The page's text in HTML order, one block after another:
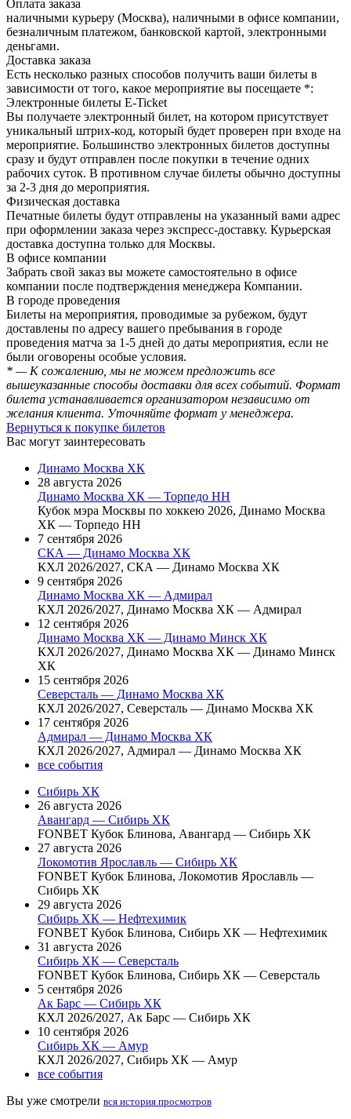
Оплата заказа
наличными курьеру (Москва), наличными в офисе компании,
безналичным платежом, банковской картой, электронными
деньгами.
Доставка заказа
Есть несколько разных способов получить ваши билеты в
зависимости от того, какое мероприятие вы посещаете *:
Электронные билеты E-Ticket
Вы получаете электронный билет, на котором присутствует
уникальный штрих-код, который будет проверен при входе на
мероприятие. Большинство электронных билетов доступны
сразу и будут отправлен после покупки в течение одних
рабочих суток. В противном случае билеты обычно доступны
за 2-3 дня до мероприятия.
Физическая доставка
Печатные билеты будут отправлены на указанный вами адрес
при оформлении заказа через экспресс-доставку. Курьерская
доставка доступна только для Москвы.
В офисе компании
Забрать свой заказ вы можете самостоятельно в офисе
компании после подтверждения менеджера Компании.
В городе проведения
Билеты на мероприятия, проводимые за рубежом, будут
доставлены по адресу вашего пребывания в городе
проведения матча за 1-5 дней до даты мероприятия, если не
были оговорены особые условия.
* — К сожалению, мы не можем предложить все
вышеуказанные способы доставки для всех событий. Формат
билета устанавливается организатором независимо от
желания клиента. Уточняйте формат у менеджера.
Вернуться к покупке билетов
Вас могут заинтересовать
Динамо Москва ХК
28 августа 2026
Динамо Москва ХК — Торпедо НН
Кубок мэра Москвы по хоккею 2026, Динамо Москва
ХК — Торпедо НН
7 сентября 2026
СКА — Динамо Москва ХК
КХЛ 2026/2027, СКА — Динамо Москва ХК
9 сентября 2026
Динамо Москва ХК — Адмирал
КХЛ 2026/2027, Динамо Москва ХК — Адмирал
12 сентября 2026
Динамо Москва ХК — Динамо Минск ХК
КХЛ 2026/2027, Динамо Москва ХК — Динамо Минск
ХК
15 сентября 2026
Северсталь — Динамо Москва ХК
КХЛ 2026/2027, Северсталь — Динамо Москва ХК
17 сентября 2026
Адмирал — Динамо Москва ХК
КХЛ 2026/2027, Адмирал — Динамо Москва ХК
все события
Сибирь ХК
26 августа 2026
Авангард — Сибирь ХК
FONBET Кубок Блинова, Авангард — Сибирь ХК
27 августа 2026
Локомотив Ярославль — Сибирь ХК
FONBET Кубок Блинова, Локомотив Ярославль —
Сибирь ХК
29 августа 2026
Сибирь ХК — Нефтехимик
FONBET Кубок Блинова, Сибирь ХК — Нефтехимик
31 августа 2026
Сибирь ХК — Северсталь
FONBET Кубок Блинова, Сибирь ХК — Северсталь
5 сентября 2026
Ак Барс — Сибирь ХК
КХЛ 2026/2027, Ак Барс — Сибирь ХК
10 сентября 2026
Сибирь ХК — Амур
КХЛ 2026/2027, Сибирь ХК — Амур
все события
Вы уже смотрели вся история просмотров